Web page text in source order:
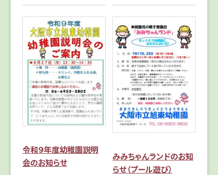
令和９年度幼稚園説明
会のお知らせ
みみちゃんランドのお知
らせ（プール遊び）